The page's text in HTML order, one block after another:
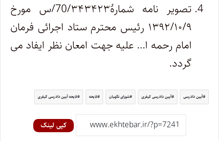
تصویر نامه شمارۀ70/۳۴۳۴۲۳/س مورخ
۱۳۹۲/۱۰/۹ رئیس محترم ستاد اجرائی فرمان
امام رحمه ا… علیه جهت امعان نظر ایفاد می
گردد.
آیین دادرسی آیین دادرسی کیفری شورای نگهبان لایحه لایحه آیین دادرسی کیفری
کپی لینک